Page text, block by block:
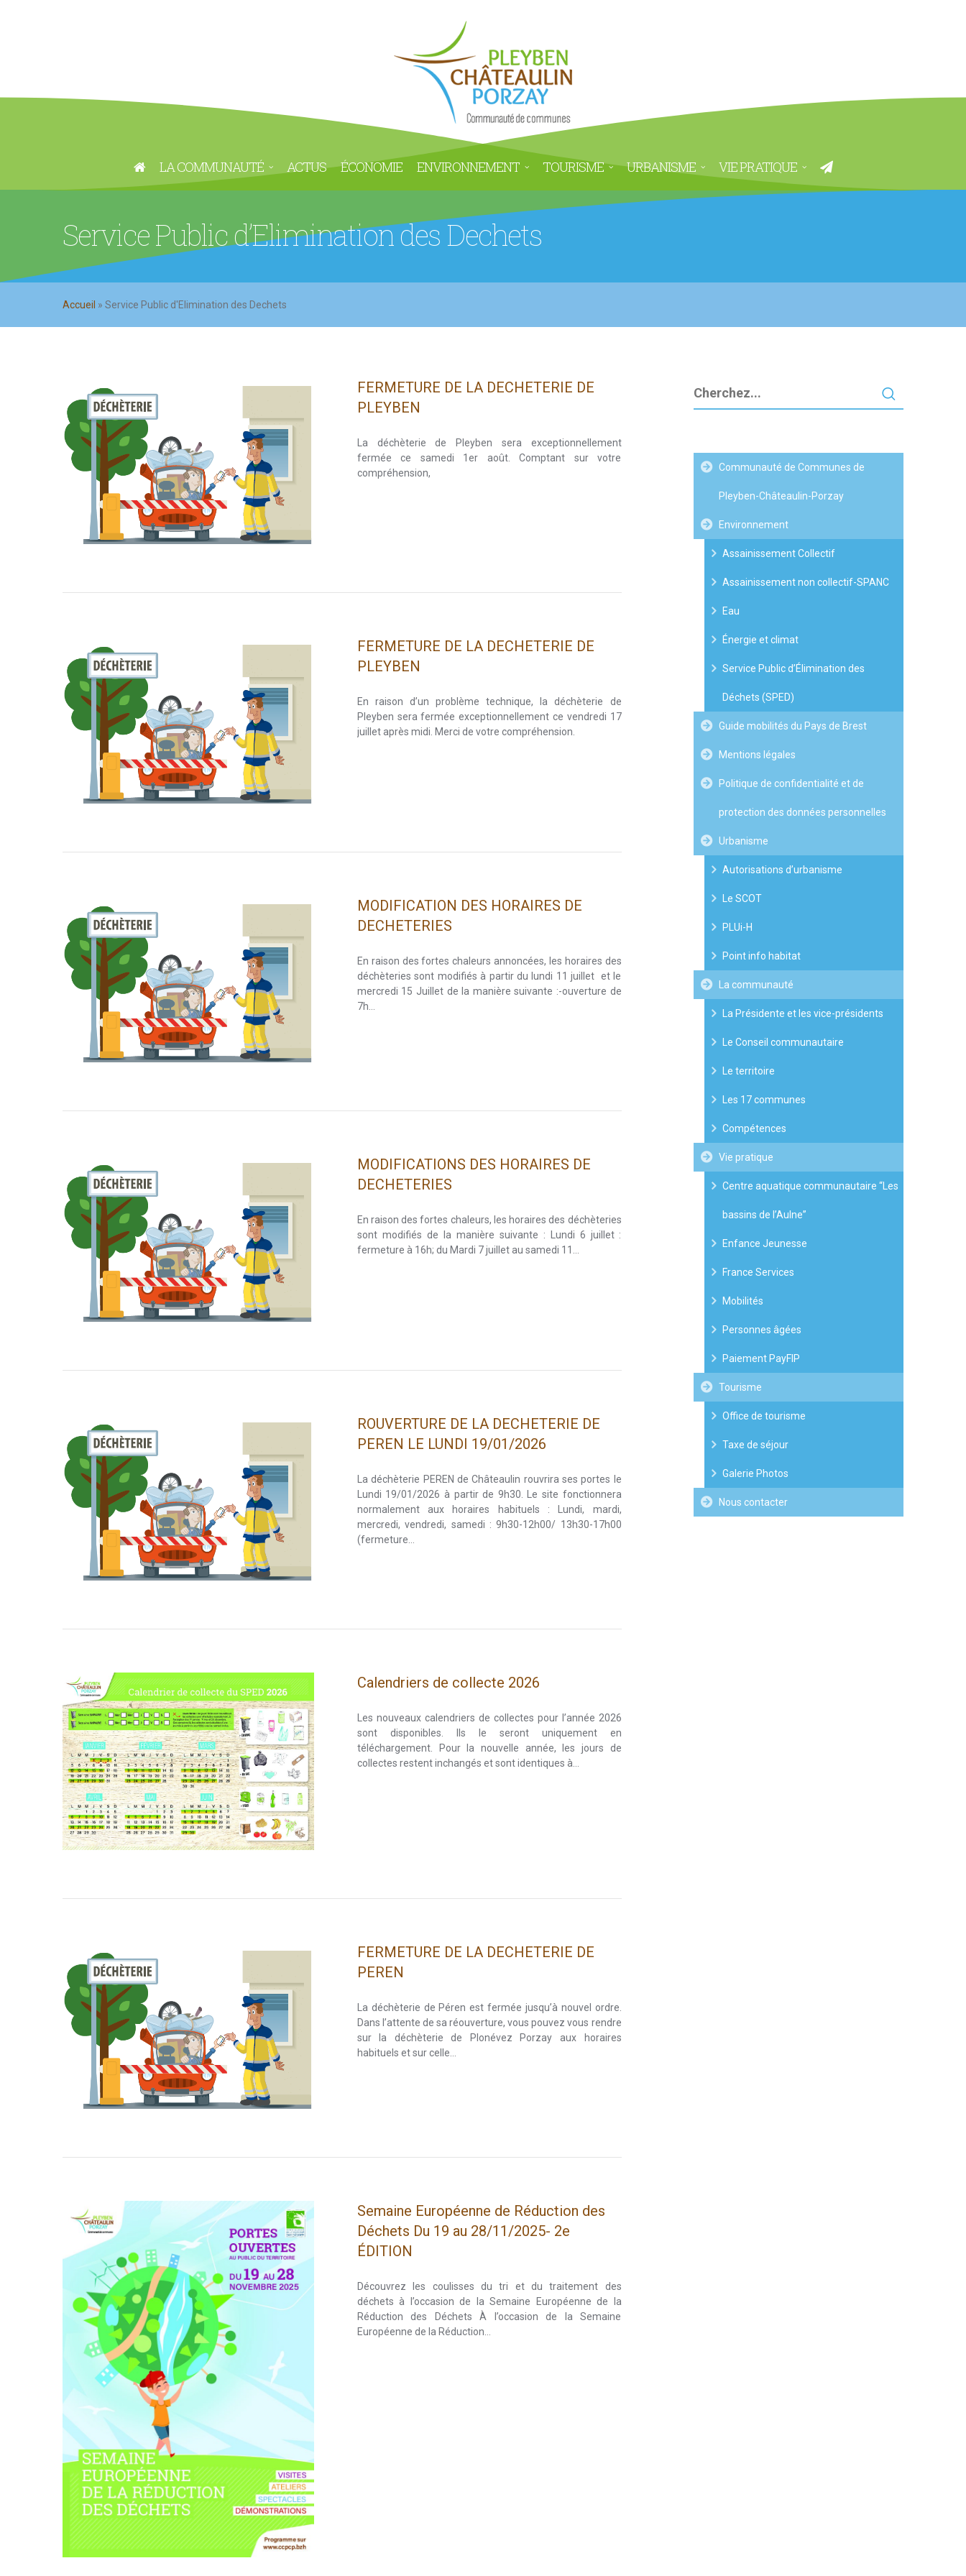
LA COMMUNAUTÉ ACTUS ÉCONOMIE ENVIRONNEMENT TOURISME URBANISME VIE PRATIQUE
Service Public d’Elimination des Dechets
Accueil » Service Public d'Elimination des Dechets
FERMETURE DE LA DECHETERIE DE
PLEYBEN
La déchèterie de Pleyben sera exceptionnellement
fermée ce samedi 1er août. Comptant sur votre
compréhension,
FERMETURE DE LA DECHETERIE DE
PLEYBEN
En raison d’un problème technique, la déchèterie de
Pleyben sera fermée exceptionnellement ce vendredi 17
juillet après midi. Merci de votre compréhension.
MODIFICATION DES HORAIRES DE
DECHETERIES
En raison des fortes chaleurs annoncées, les horaires des
déchèteries sont modifiés à partir du lundi 11 juillet et le
mercredi 15 Juillet de la manière suivante :-ouverture de
7h…
MODIFICATIONS DES HORAIRES DE
DECHETERIES
En raison des fortes chaleurs, les horaires des déchèteries
sont modifiés de la manière suivante : Lundi 6 juillet :
fermeture à 16h; du Mardi 7 juillet au samedi 11…
ROUVERTURE DE LA DECHETERIE DE
PEREN LE LUNDI 19/01/2026
La déchèterie PEREN de Châteaulin rouvrira ses portes le
Lundi 19/01/2026 à partir de 9h30. Le site fonctionnera
normalement aux horaires habituels : Lundi, mardi,
mercredi, vendredi, samedi : 9h30-12h00/ 13h30-17h00
(fermeture…
Calendriers de collecte 2026
Les nouveaux calendriers de collectes pour l’année 2026
sont disponibles. Ils le seront uniquement en
téléchargement. Pour la nouvelle année, les jours de
collectes restent inchangés et sont identiques à…
FERMETURE DE LA DECHETERIE DE
PEREN
La déchèterie de Péren est fermée jusqu’à nouvel ordre.
Dans l’attente de sa réouverture, vous pouvez vous rendre
sur la déchèterie de Plonévez Porzay aux horaires
habituels et sur celle…
Semaine Européenne de Réduction des
Déchets Du 19 au 28/11/2025- 2e
ÉDITION
Découvrez les coulisses du tri et du traitement des
déchets à l’occasion de la Semaine Européenne de la
Réduction des Déchets À l’occasion de la Semaine
Européenne de la Réduction…
Communauté de Communes de
Pleyben-Châteaulin-Porzay
Environnement
Assainissement Collectif
Assainissement non collectif-SPANC
Eau
Énergie et climat
Service Public d’Élimination des
Déchets (SPED)
Guide mobilités du Pays de Brest
Mentions légales
Politique de confidentialité et de
protection des données personnelles
Urbanisme
Autorisations d’urbanisme
Le SCOT
PLUi-H
Point info habitat
La communauté
La Présidente et les vice-présidents
Le Conseil communautaire
Le territoire
Les 17 communes
Compétences
Vie pratique
Centre aquatique communautaire “Les
bassins de l’Aulne”
Enfance Jeunesse
France Services
Mobilités
Personnes âgées
Paiement PayFIP
Tourisme
Office de tourisme
Taxe de séjour
Galerie Photos
Nous contacter